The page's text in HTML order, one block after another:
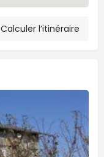
Calculer l’itinéraire